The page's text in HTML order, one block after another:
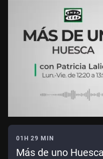
01H 29 MIN
Más de uno